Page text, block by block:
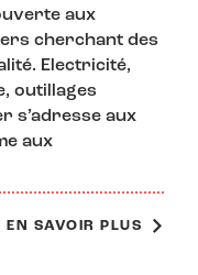
aux
cherchant des
Electricité,
outillages
s’adresse aux
aux
EN SAVOIR PLUS